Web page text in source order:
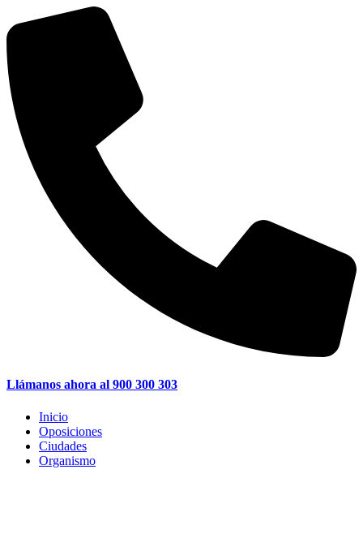
al
contenido
Llámanos ahora al 900 300 303
Inicio
Oposiciones
Ciudades
Organismo